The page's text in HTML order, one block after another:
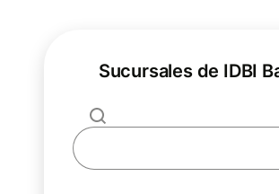
Sucursales de IDBI